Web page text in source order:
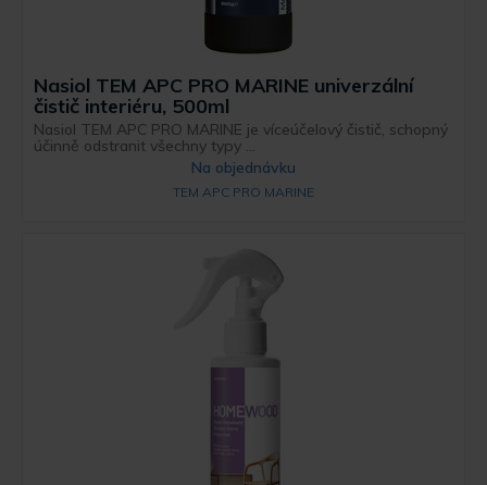
Nasiol TEM APC PRO MARINE univerzální
čistič interiéru, 500ml
Nasiol TEM APC PRO MARINE je víceúčelový čistič, schopný
účinně odstranit všechny typy ...
Na objednávku
TEM APC PRO MARINE